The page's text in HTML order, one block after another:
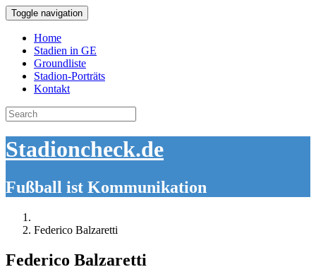
Toggle navigation
Home
Stadien in GE
Groundliste
Stadion-Porträts
Kontakt
Search
for:
Stadioncheck.de
Fußball ist Kommunikation
Federico Balzaretti
Federico Balzaretti